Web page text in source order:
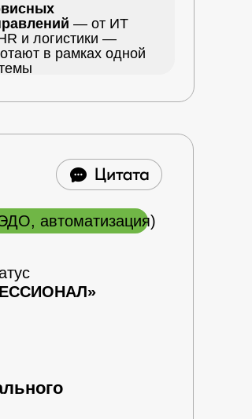
— от ИТ
и логистики —
в рамках одной
автоматизация)